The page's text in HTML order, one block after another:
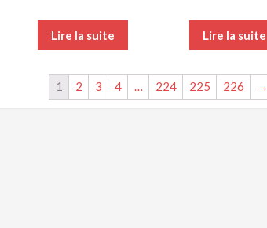
Lire la suite Lire la suite
1 2 3 4 … 224 225 226 →